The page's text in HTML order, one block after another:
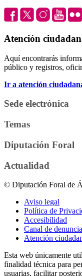
Atención
Aquí encontrarás
público y registros,
Ir a atención
Sede electrónica
Temas
Diputación Foral
Actualidad
© Diputación Foral de
Aviso legal
Política de
Accesibilidad
Canal de
Atención
Esta web únicamente
finalidad técnica para
usuarias, facilitar